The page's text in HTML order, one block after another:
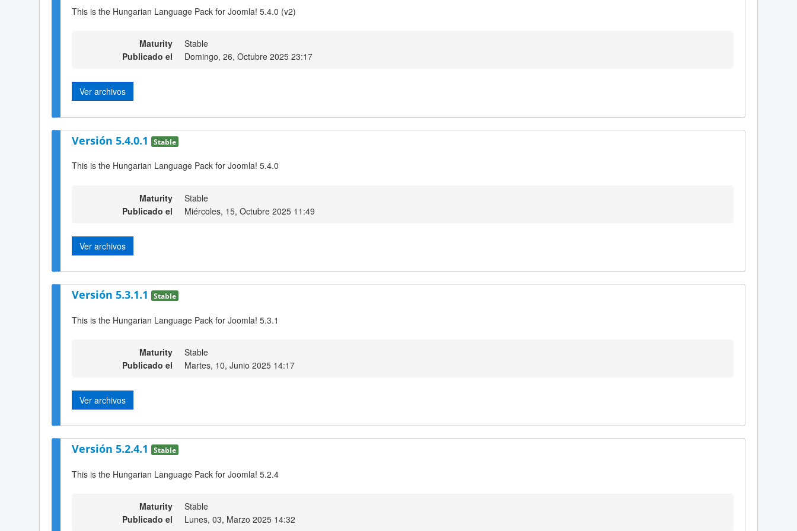
This is the Hungarian Language Pack for Joomla! 5.4.0 (v2)
Maturity
Stable
Publicado el
Domingo, 26, Octubre 2025 23:17
Ver archivos
Versión 5.4.0.1 Stable
This is the Hungarian Language Pack for Joomla! 5.4.0
Maturity
Stable
Publicado el
Miércoles, 15, Octubre 2025 11:49
Ver archivos
Versión 5.3.1.1 Stable
This is the Hungarian Language Pack for Joomla! 5.3.1
Maturity
Stable
Publicado el
Martes, 10, Junio 2025 14:17
Ver archivos
Versión 5.2.4.1 Stable
This is the Hungarian Language Pack for Joomla! 5.2.4
Maturity
Stable
Publicado el
Lunes, 03, Marzo 2025 14:32